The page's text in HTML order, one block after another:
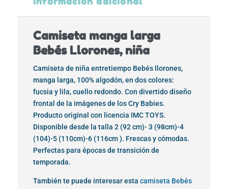
Camiseta manga larga
Bebés Llorones, niña
Camiseta de niña entretiempo Bebés llorones,
manga larga, 100% algodón, en dos colores:
fucsia y lila, cuello redondo. Con divertido diseño
frontal de la imágenes de los Cry Babies.
Producto original con licencia IMC TOYS.
Disponible desde la talla 2 (92 cm)- 3 (98cm)-4
(104)-5 (110cm)-6 (116cm ). Frescas y cómodas.
Perfectas para épocas de transición de
temporada.
También te puede interesar esta camiseta Bebés